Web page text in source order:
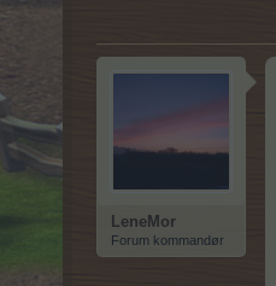
LeneMor
Forum kommandør